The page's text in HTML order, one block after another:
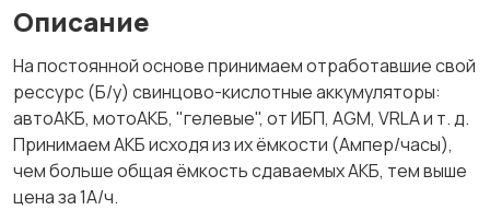
Описание
На постоянной основе принимаем отработавшие свой
рессурс (Б/у) свинцово-кислотные аккумуляторы:
автоАКБ, мотоАКБ, "гелевые", от ИБП, AGM, VRLA и т. д.
Принимаем АКБ исходя из их ёмкости (Ампер/часы),
чем больше общая ёмкость сдаваемых АКБ, тем выше
цена за 1А/ч.